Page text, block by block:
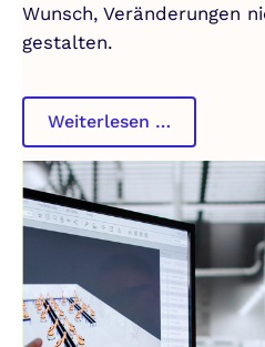
Wunsch, Veränderungen
gestalten.
Weiterlesen …Culture
&
Format
zur
Stärkung
der